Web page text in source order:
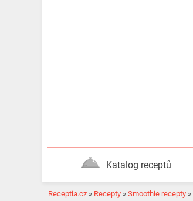
Katalog receptů
Receptia.cz » Recepty » Smoothie recepty »